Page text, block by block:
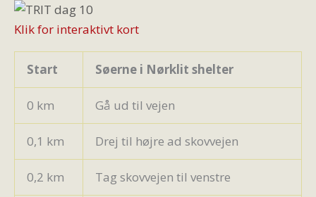
Klik for interaktivt kort
Start Søerne i Nørklit shelter
0 km Gå ud til vejen
0,1 km Drej til højre ad skovvejen
0,2 km Tag skovvejen til venstre